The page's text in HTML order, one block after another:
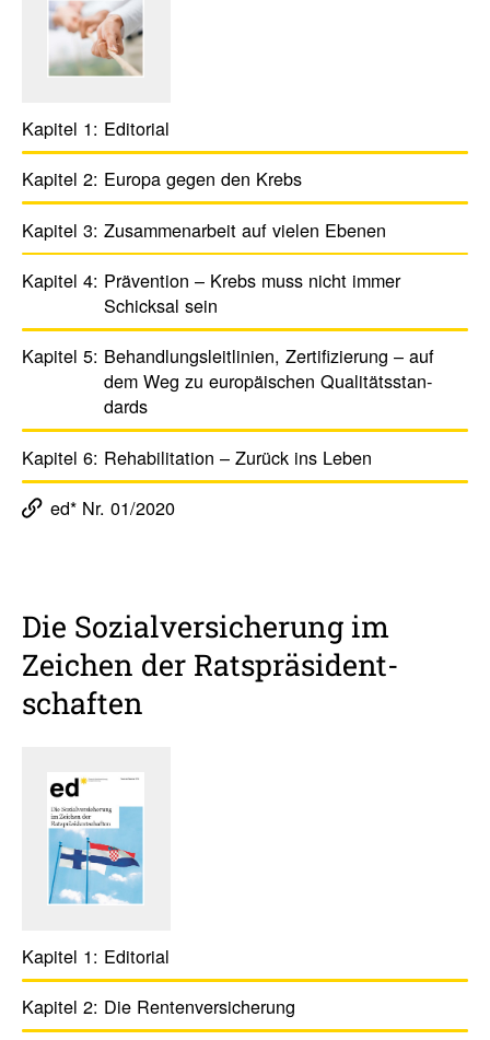
Kapitel 1: Edito­rial
Kapitel 2: Europa gegen den Krebs
Kapitel 3: Zusam­men­ar­beit auf vielen Ebenen
Kapitel 4: Präven­tion – Krebs muss nicht immer
Schicksal sein
Kapitel 5: Behand­lungs­leit­li­nien, Zerti­fi­zie­rung – auf
dem Weg zu euro­päi­schen Quali­täts­stan­
dards
Kapitel 6: Reha­bi­li­ta­tion – Zurück ins Leben
ed* Nr. 01/2020
Die Sozi­al­ver­si­che­rung im
Zeichen der Rats­prä­si­dent­
schaften
Kapitel 1: Edito­rial
Kapitel 2: Die Renten­ver­si­che­rung